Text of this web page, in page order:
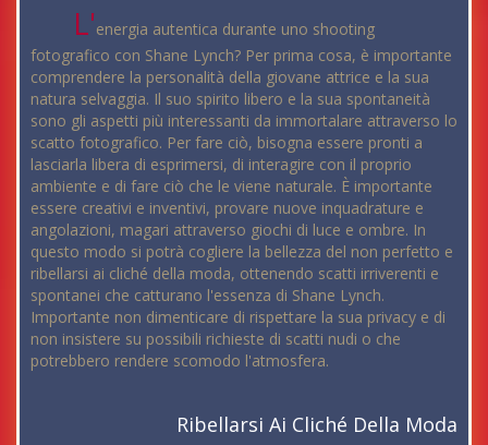
L'energia autentica durante uno shooting
fotografico con Shane Lynch? Per prima cosa, è importante
comprendere la personalità della giovane attrice e la sua
natura selvaggia. Il suo spirito libero e la sua spontaneità
sono gli aspetti più interessanti da immortalare attraverso lo
scatto fotografico. Per fare ciò, bisogna essere pronti a
lasciarla libera di esprimersi, di interagire con il proprio
ambiente e di fare ciò che le viene naturale. È importante
essere creativi e inventivi, provare nuove inquadrature e
angolazioni, magari attraverso giochi di luce e ombre. In
questo modo si potrà cogliere la bellezza del non perfetto e
ribellarsi ai cliché della moda, ottenendo scatti irriverenti e
spontanei che catturano l'essenza di Shane Lynch.
Importante non dimenticare di rispettare la sua privacy e di
non insistere su possibili richieste di scatti nudi o che
potrebbero rendere scomodo l'atmosfera.
Ribellarsi Ai Cliché Della Moda